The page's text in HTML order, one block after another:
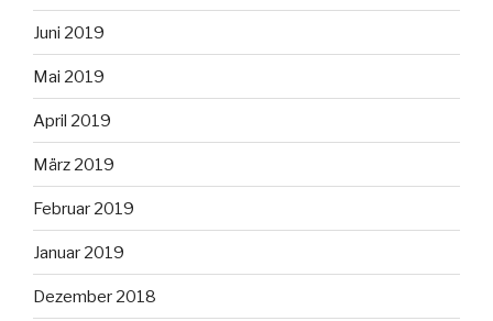
Juni 2019
Mai 2019
April 2019
März 2019
Februar 2019
Januar 2019
Dezember 2018